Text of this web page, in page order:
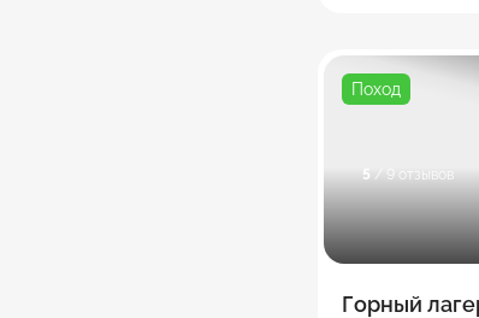
Поход
5 / 9 отзывов
Горный